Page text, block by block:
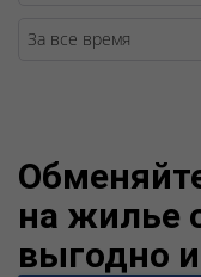
на жилье
выгодно